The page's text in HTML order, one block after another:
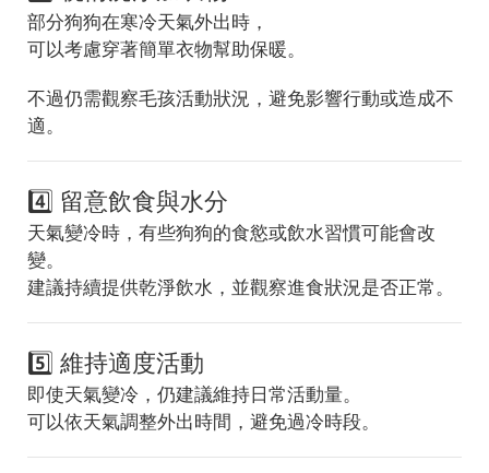
部分狗狗在寒冷天氣外出時，
可以考慮穿著簡單衣物幫助保暖。
不過仍需觀察毛孩活動狀況，避免影響行動或造成不
適。
4️⃣ 留意飲食與水分
天氣變冷時，有些狗狗的食慾或飲水習慣可能會改
變。
建議持續提供乾淨飲水，並觀察進食狀況是否正常。
5️⃣ 維持適度活動
即使天氣變冷，仍建議維持日常活動量。
可以依天氣調整外出時間，避免過冷時段。